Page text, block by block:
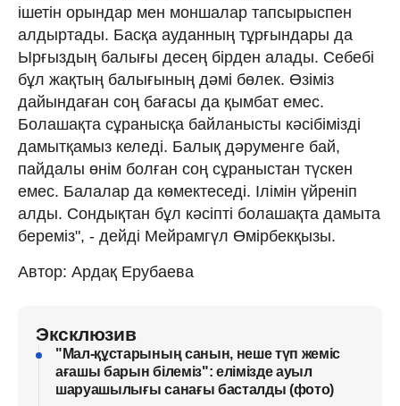
ішетін орындар мен моншалар тапсырыспен
алдыртады. Басқа ауданның тұрғындары да
Ырғыздың балығы десең бірден алады. Себебі
бұл жақтың балығының дәмі бөлек. Өзіміз
дайындаған соң бағасы да қымбат емес.
Болашақта сұранысқа байланысты кәсібімізді
дамытқамыз келеді. Балық дәруменге бай,
пайдалы өнім болған соң сұраныстан түскен
емес. Балалар да көмектеседі. Ілімін үйреніп
алды. Сондықтан бұл кәсіпті болашақта дамыта
береміз", - дейді Мейрамгүл Өмірбекқызы.
Автор: Ардақ Ерубаева
Эксклюзив
"Мал-құстарының санын, неше түп жеміс
ағашы барын білеміз": елімізде ауыл
шаруашылығы санағы басталды (фото)